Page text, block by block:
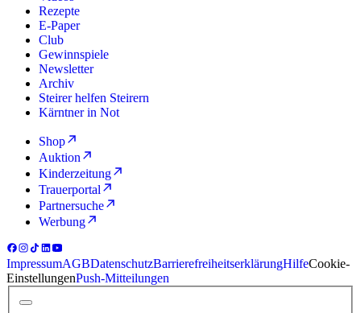
Rezepte
E-Paper
Club
Gewinnspiele
Newsletter
Archiv
Steirer helfen Steirern
Kärntner in Not
Shop
Auktion
Kinderzeitung
Trauerportal
Partnersuche
Werbung
ImpressumAGBDatenschutzBarrierefreiheitserklärungHilfeCookie-
EinstellungenPush-Mitteilungen